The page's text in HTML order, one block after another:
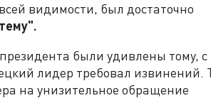
видимости, был достаточно
были удивлены тому, с
лидер требовал извинений.
на унизительное обращение